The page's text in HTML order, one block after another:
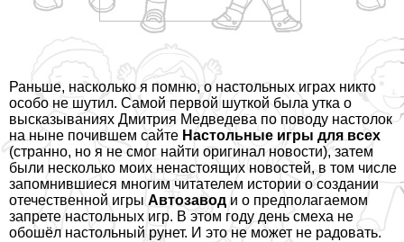
Раньше, насколько я помню, о настольных играх никто
особо не шутил. Самой первой шуткой была утка о
высказываниях Дмитрия Медведева по поводу настолок
на ныне почившем сайте Настольные игры для всех
(странно, но я не смог найти оригинал новости), затем
были несколько моих ненастоящих новостей, в том числе
запомнившиеся многим читателем историио создании
отечественной игры Автозавод и о предполагаемом
запрете настольных игр. В этом году день смеха не
обошёл настольный рунет. И это не может не радовать.